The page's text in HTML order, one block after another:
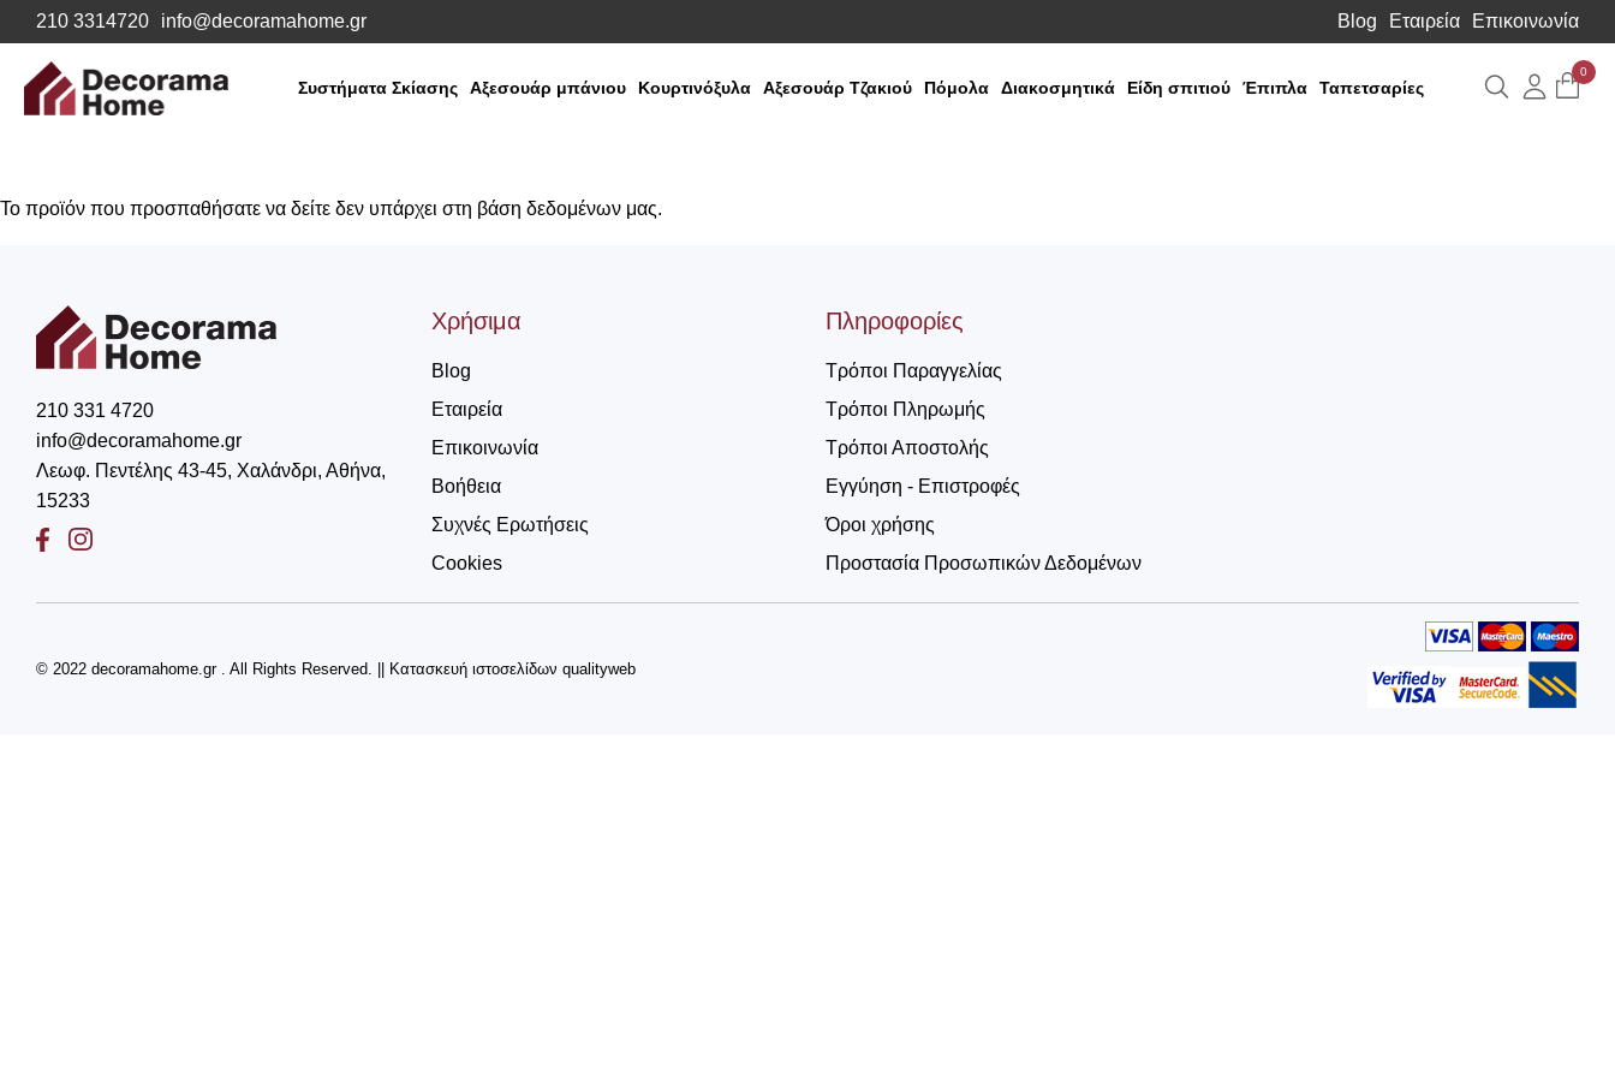
210 3314720 info@decoramahome.gr Blog Εταιρεία Επικοινωνία
Συστήματα Σκίασης Αξεσουάρ μπάνιου Κουρτινόξυλα Αξεσουάρ Τζακιού Πόμολα Διακοσμητικά Είδη σπιτιού Έπιπλα Ταπετσαρίες Αναζήτηση
0
Το προϊόν που προσπαθήσατε να δείτε δεν υπάρχει στη βάση δεδομένων μας.
210 331 4720
info@decoramahome.gr
Λεωφ. Πεντέλης 43-45, Χαλάνδρι, Αθήνα,
15233
FacebookInstagram
Χρήσιμα
Blog
Εταιρεία
Επικοινωνία
Βοήθεια
Συχνές Ερωτήσεις
Cookies
Πληροφορίες
Τρόποι Παραγγελίας
Τρόποι Πληρωμής
Τρόποι Αποστολής
Εγγύηση - Επιστροφές
Όροι χρήσης
Προστασία Προσωπικών Δεδομένων
© 2022 decoramahome.gr . All Rights Reserved. Κατασκευή ιστοσελίδων qualityweb